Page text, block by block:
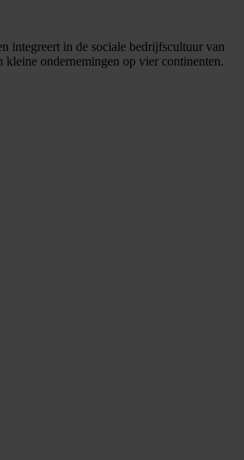
integreert in de sociale bedrijfscultuur van
ondernemingen op vier continenten.